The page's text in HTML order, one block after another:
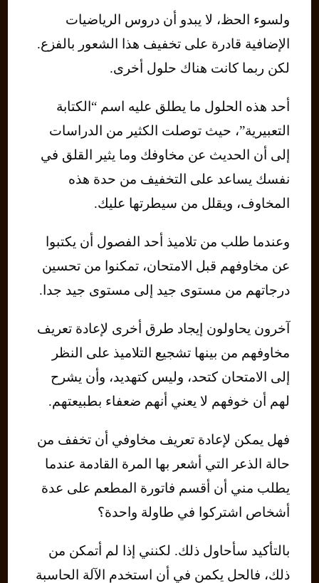
ولسوء الحظ، لا يبدو أن دروس الرياضيات
الإضافية قادرة على تخفيف هذا الشعور بالفزع.
لكن ربما كانت هناك حلول أخرى.
أحد هذه الحلول ما يطلق عليه اسم “الكتابة
التعبيرية”، حيث توصلت الكثير من الدراسات
إلى أن الحديث عن مخاوفك وما يثير القلق في
نفسك يساعد على التخفيف من حدة هذه
المخاوف، ويقلل من سيطرتها عليك.
وعندما طلب من تلاميذ أحد الفصول أن يكتبوا
عن مخاوفهم قبل الامتحان، تمكنوا من تحسين
درجاتهم من مستوى جيد إلى مستوى جيد جدا.
آخرون يحاولون إيجاد طرق أخرى لإعادة تعريف
مخاوفهم من بينها تشجيع التلاميذ على النظر
إلى الامتحان كتحد، وليس كتهديد، وأن يشرح
لهم أن خوفهم لا يعني أنهم ضعفاء بطبيعتهم.
فهل يمكن لإعادة تعريف مخاوفي أن تخفف من
حالة الذعر التي أشعر بها المرة القادمة عندما
يطلب مني أن أقسم فاتورة المطعم على عدة
أشخاص اشتركوا في طاولة واحدة؟
بالتأكيد سأحاول ذلك. لكنني إذا لم أتمكن من
ذلك، فالحل يكمن في أن استخدم الآلة الحاسبة